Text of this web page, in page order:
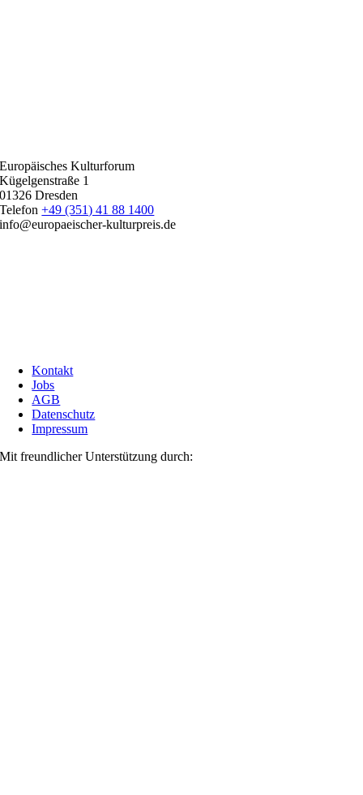
Europäisches Kulturforum
Kügelgenstraße 1
01326 Dresden
Telefon+49 (351) 41 88 1400
info@europaeischer-kulturpreis.de
Kontakt
Jobs
AGB
Datenschutz
Impressum
Mit freundlicher Unterstützung durch: